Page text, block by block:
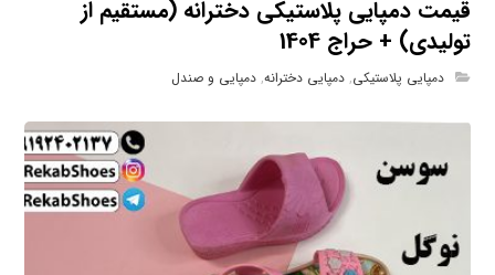
قیمت دمپایی پلاستیکی دخترانه (مستقیم از
تولیدی) + حراج 1404
دمپایی پلاستیکی,دمپایی دخترانه,دمپایی و صندل